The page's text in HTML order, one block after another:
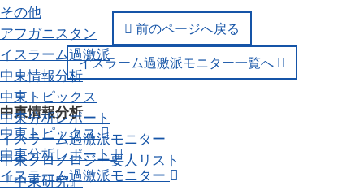
その他
アフガニスタン
イスラーム過激派
中東情報分析
中東トピックス
中東分析レポート
イスラーム過激派モニター
中東クロノロジー要人リスト
『中東研究』
前のページへ戻る
イスラーム過激派モニター一覧へ
中東情報分析
中東トピックス
中東分析レポート
イスラーム過激派モニター